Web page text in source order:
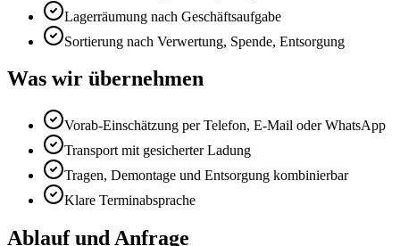
Lagerräumung nach Geschäftsaufgabe
Sortierung nach Verwertung, Spende, Entsorgung
Was wir übernehmen
Vorab-Einschätzung per Telefon, E-Mail oder WhatsApp
Transport mit gesicherter Ladung
Tragen, Demontage und Entsorgung kombinierbar
Klare Terminabsprache
Ablauf und Anfrage